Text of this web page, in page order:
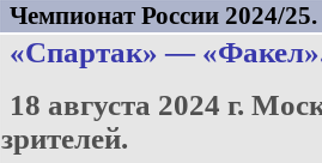
Чемпионат России 2024/
«Спартак» — «Факел»
18 августа 2024 г.
зрителей.